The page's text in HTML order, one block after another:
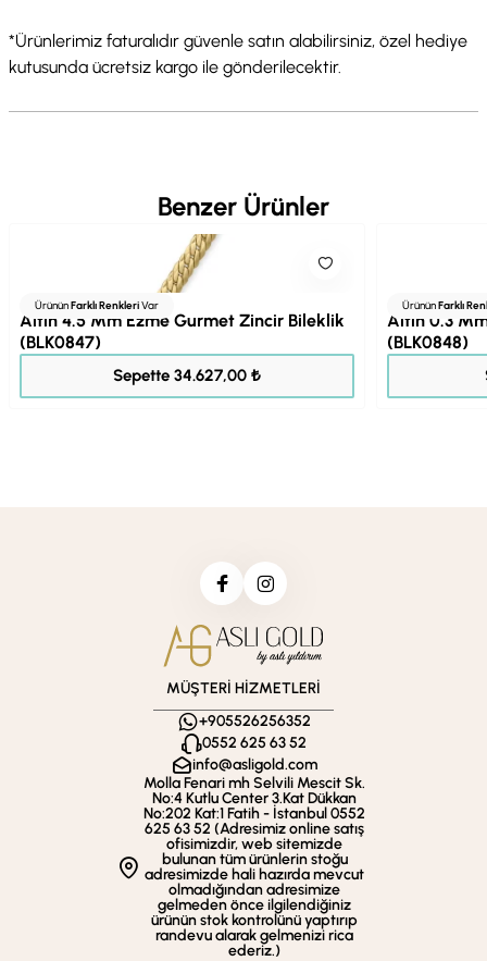
*Ürünlerimiz faturalıdır güvenle satın alabilirsiniz, özel hediye
kutusunda ücretsiz kargo ile gönderilecektir.
Benzer Ürünler
ÜrününFarklı RenkleriVar
Altın 4.5 Mm Ezme Gurmet Zincir Bileklik
(BLK0847)
Sepette 34.627,00 ₺
ÜrününFarklı
Altın 0.3
(BLK0848)
MÜŞTERİ HİZMETLERİ
+905526256352
0552 625 63 52
info@asligold.com
Molla Fenari mh Selvili Mescit Sk.
No:4 Kutlu Center 3.Kat Dükkan
No:202 Kat:1 Fatih - İstanbul 0552
625 63 52 (Adresimiz online satış
ofisimizdir, web sitemizde
bulunan tüm ürünlerin stoğu
adresimizde hali hazırda mevcut
olmadığından adresimize
gelmeden önce ilgilendiğiniz
ürünün stok kontrolünü yaptırıp
randevu alarak gelmenizi rica
ederiz.)